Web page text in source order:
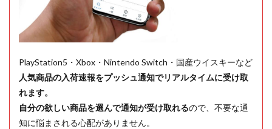
PlayStation5・Xbox・Nintendo Switch・国産ウイスキーなど
人気商品の入荷速報をプッシュ通知でリアルタイムに受け取
れます。
自分の欲しい商品を選んで通知が受け取れるので、不要な通
知に悩まされる心配がありません。